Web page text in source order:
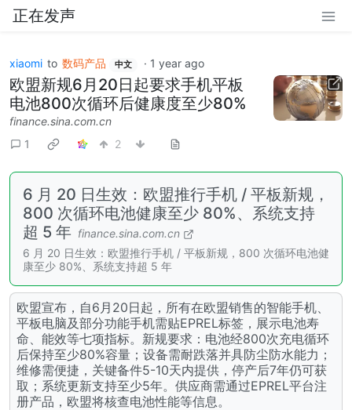
正在发声
xiaomi to 数码产品 中文 · 1 year ago
欧盟新规6月20日起要求手机平板
电池800次循环后健康度至少80%
finance.sina.com.cn
1
2
6 月 20 日生效：欧盟推行手机 / 平板新规，
800 次循环电池健康至少 80%、系统支持
超 5 年 finance.sina.com.cn
6 月 20 日生效：欧盟推行手机 / 平板新规，800 次循环电池健
康至少 80%、系统支持超 5 年
欧盟宣布，自6月20日起，所有在欧盟销售的智能手机、
平板电脑及部分功能手机需贴EPREL标签，展示电池寿
命、能效等七项指标。新规要求：电池经800次充电循环
后保持至少80%容量；设备需耐跌落并具防尘防水能力；
维修需便捷，关键备件5-10天内提供，停产后7年仍可获
取；系统更新支持至少5年。供应商需通过EPREL平台注
册产品，欧盟将核查电池性能等信息。